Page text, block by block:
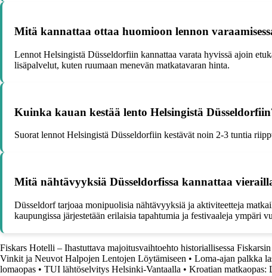
Mitä kannattaa ottaa huomioon lennon
Lennot Helsingistä Düsseldorfiin kannattaa varata hyvissä ajoin
lisäpalvelut, kuten ruumaan menevän matkatavaran hinta.
Kuinka kauan kestää lento Helsingistä
Suorat lennot Helsingistä Düsseldorfiin kestävät noin 2-3 tuntia
Mitä nähtävyyksiä Düsseldorfissa kannattaa
Düsseldorf tarjoaa monipuolisia nähtävyyksiä ja aktiviteetteja
kaupungissa järjestetään erilaisia tapahtumia ja festivaaleja ympäri
Fiskars Hotelli – Ihastuttava majoitusvaihtoehto historiallisessa Fiskarsin
Vinkit ja Neuvot Halpojen Lentojen Löytämiseen • Loma-ajan palkka
lomaopas • TUI lähtöselvitys Helsinki-Vantaalla • Kroatian matkaopas: